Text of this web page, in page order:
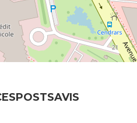
POSTSAVIS